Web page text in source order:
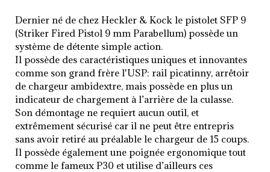
Dernier né de chez Heckler & Kock le pistolet SFP 9
(Striker Fired Pistol 9 mm Parabellum) possède un
système de détente simple action.
Il possède des caractéristiques uniques et innovantes
comme son grand frère l'USP: rail picatinny, arrêtoir
de chargeur ambidextre, mais possède en plus un
indicateur de chargement à l’arrière de la culasse.
Son démontage ne requiert aucun outil, et
extrêmement sécurisé car il ne peut être entrepris
sans avoir retiré au préalable le chargeur de 15 coups.
Il possède également une poignée ergonomique tout
comme le fameux P30 et utilise d’ailleurs ces